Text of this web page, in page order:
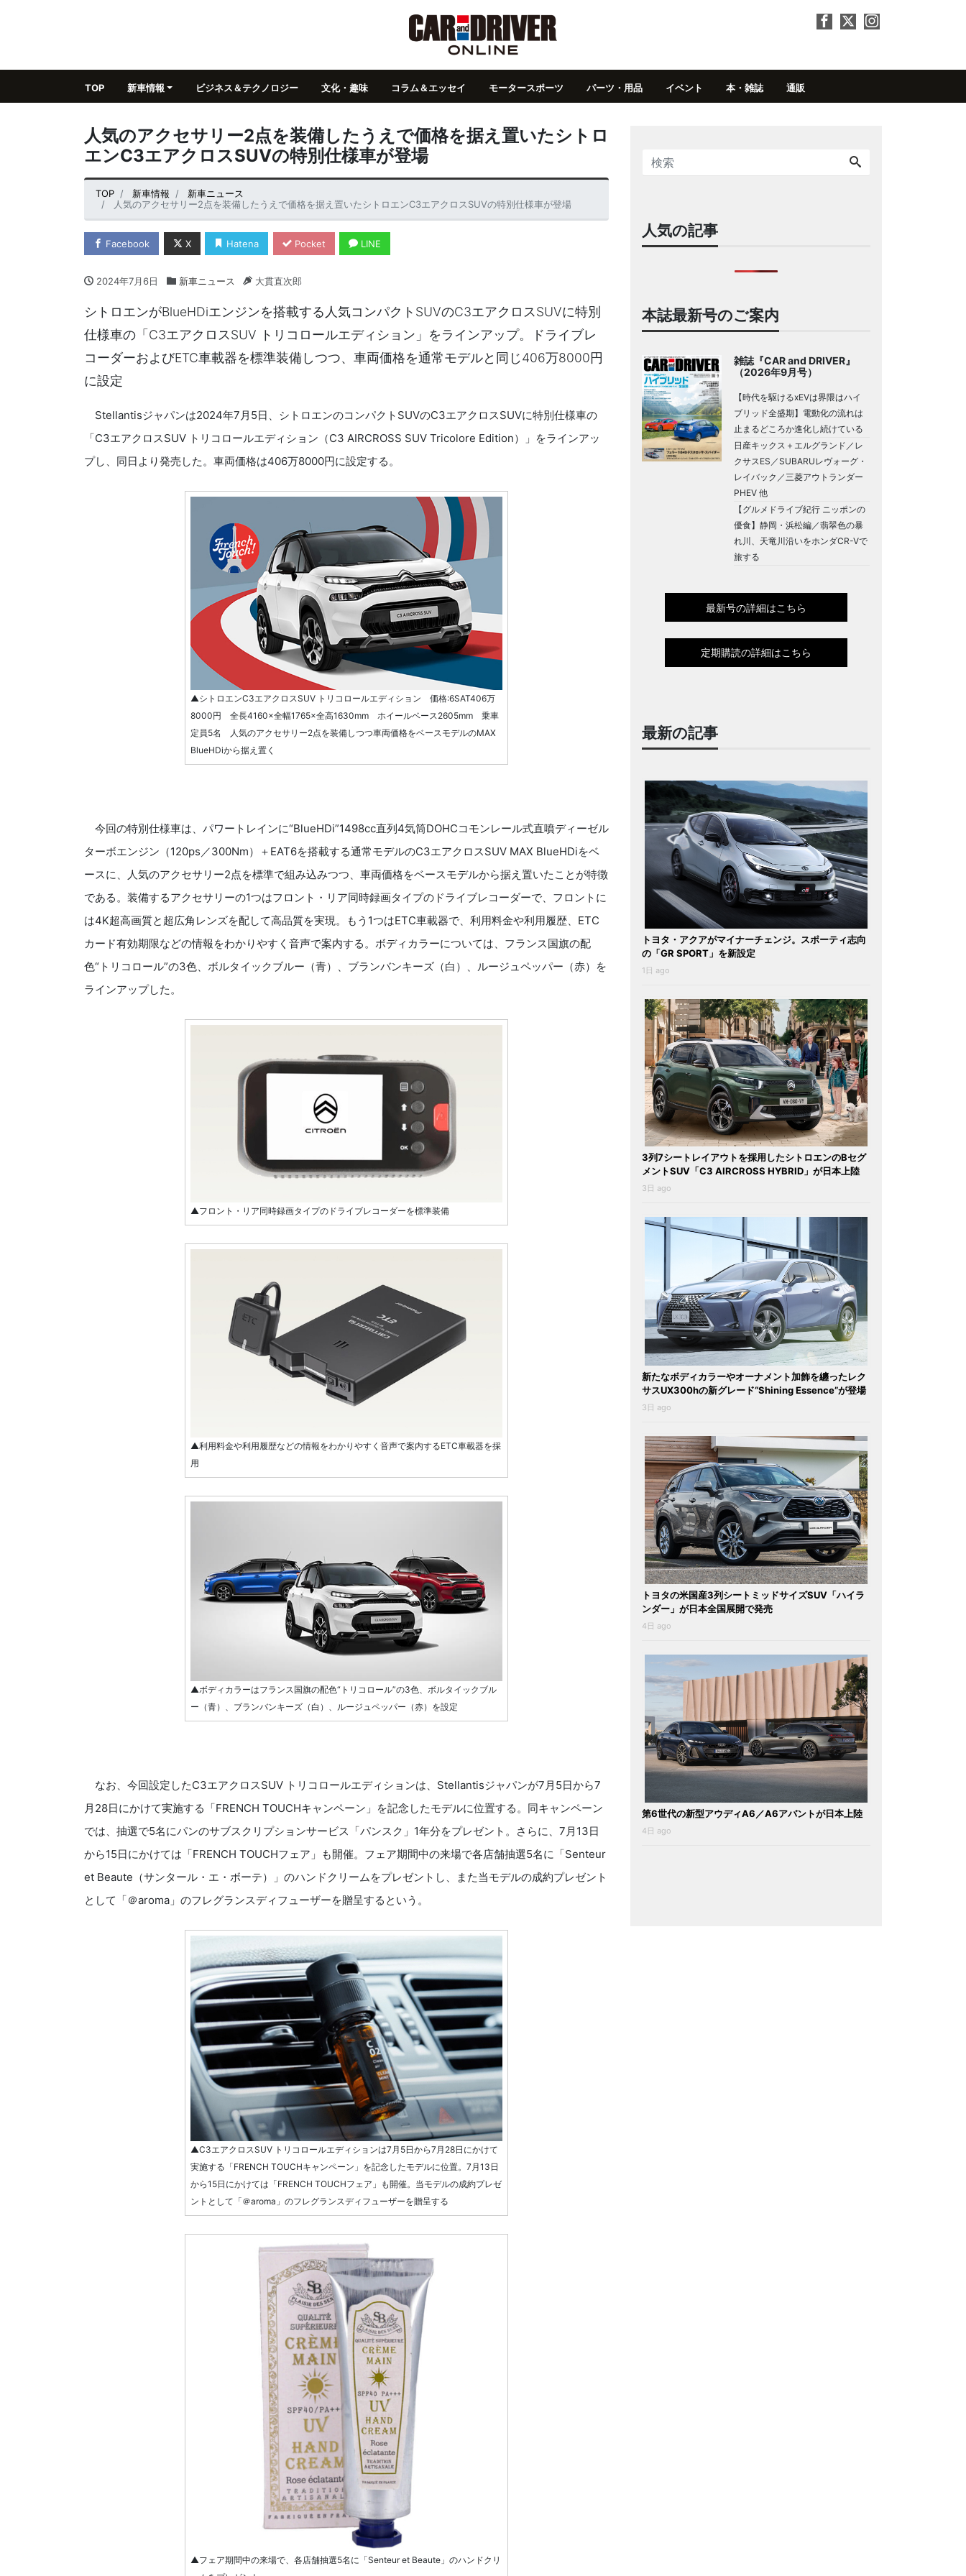
TOP 新車情報 ビジネス＆テクノロジー 文化・趣味 コラム＆エッセイ モータースポーツ パーツ・用品 イベント 本・雑誌 通販
人気のアクセサリー2点を装備したうえで価格を据え置いたシトロ
エンC3エアクロスSUVの特別仕様車が登場
TOP 新車情報
新車ニュース
人気のアクセサリー2点を装備したうえで価格を据え置いたシトロエンC3エアクロスSUVの特別仕様車が登場
Facebook X Hatena Pocket LINE
2024年7月6日 新車ニュース 大貫直次郎
シトロエンがBlueHDiエンジンを搭載する人気コンパクトSUVのC3エアクロスSUVに特別
仕様車の「C3エアクロスSUV トリコロールエディション」をラインアップ。ドライブレ
コーダーおよびETC車載器を標準装備しつつ、車両価格を通常モデルと同じ406万8000円
に設定
Stellantisジャパンは2024年7月5日、シトロエンのコンパクトSUVのC3エアクロスSUVに特別仕様車の
「C3エアクロスSUV トリコロールエディション（C3 AIRCROSS SUV Tricolore Edition）」をラインアッ
プし、同日より発売した。車両価格は406万8000円に設定する。
▲シトロエンC3エアクロスSUV トリコロールエディション 価格:6SAT406万
8000円 全長4160×全幅1765×全高1630mm ホイールベース2605mm 乗車
定員5名 人気のアクセサリー2点を装備しつつ車両価格をベースモデルのMAX
BlueHDiから据え置く
今回の特別仕様車は、パワートレインに“BlueHDi”1498cc直列4気筒DOHCコモンレール式直噴ディーゼル
ターボエンジン（120ps／300Nm）＋EAT6を搭載する通常モデルのC3エアクロスSUV MAX BlueHDiをベ
ースに、人気のアクセサリー2点を標準で組み込みつつ、車両価格をベースモデルから据え置いたことが特徴
である。装備するアクセサリーの1つはフロント・リア同時録画タイプのドライブレコーダーで、フロントに
は4K超高画質と超広角レンズを配して高品質を実現。もう1つはETC車載器で、利用料金や利用履歴、ETC
カード有効期限などの情報をわかりやすく音声で案内する。ボディカラーについては、フランス国旗の配
色“トリコロール”の3色、ボルタイックブルー（青）、ブランバンキーズ（白）、ルージュペッパー（赤）を
ラインアップした。
▲フロント・リア同時録画タイプのドライブレコーダーを標準装備
▲利用料金や利用履歴などの情報をわかりやすく音声で案内するETC車載器を採
用
▲ボディカラーはフランス国旗の配色“トリコロール”の3色、ボルタイックブル
ー（青）、ブランバンキーズ（白）、ルージュペッパー（赤）を設定
なお、今回設定したC3エアクロスSUV トリコロールエディションは、Stellantisジャパンが7月5日から7
月28日にかけて実施する「FRENCH TOUCHキャンペーン」を記念したモデルに位置する。同キャンペーン
では、抽選で5名にパンのサブスクリプションサービス「パンスク」1年分をプレゼント。さらに、7月13日
から15日にかけては「FRENCH TOUCHフェア」も開催。フェア期間中の来場で各店舗抽選5名に「Senteur
et Beaute（サンタール・エ・ボーテ）」のハンドクリームをプレゼントし、また当モデルの成約プレゼント
として「＠aroma」のフレグランスディフューザーを贈呈するという。
▲C3エアクロスSUV トリコロールエディションは7月5日から7月28日にかけて
実施する「FRENCH TOUCHキャンペーン」を記念したモデルに位置。7月13日
から15日にかけては「FRENCH TOUCHフェア」も開催。当モデルの成約プレゼ
ントとして「＠aroma」のフレグランスディフューザーを贈呈する
▲フェア期間中の来場で、各店舗抽選5名に「Senteur et Beaute」のハンドクリ
人気の記事
本誌最新号のご案内
雑誌『CAR and DRIVER』
（2026年9月号）
【時代を駆けるxEVは界隈はハイ
ブリッド全盛期】電動化の流れは
止まるどころか進化し続けている
日産キックス＋エルグランド／レ
クサスES／SUBARUレヴォーグ・
レイバック／三菱アウトランダー
PHEV 他
【グルメドライブ紀行 ニッポンの
優食】静岡・浜松編／翡翠色の暴
れ川、天竜川沿いをホンダCR-Vで
旅する
最新号の詳細はこちら
定期購読の詳細はこちら
最新の記事
トヨタ・アクアがマイナーチェンジ。スポーティ志向
の「GR SPORT」を新設定
1日 ago
3列7シートレイアウトを採用したシトロエンのBセグ
メントSUV「C3 AIRCROSS HYBRID」が日本上陸
3日 ago
新たなボディカラーやオーナメント加飾を纏ったレク
サスUX300hの新グレード“Shining Essence”が登場
3日 ago
トヨタの米国産3列シートミッドサイズSUV「ハイラ
ンダー」が日本全国展開で発売
4日 ago
第6世代の新型アウディA6／A6アバントが日本上陸
4日 ago